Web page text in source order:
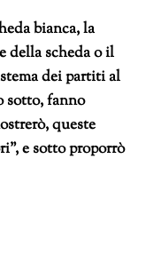
bianca, la
della scheda o il
dei partiti al
sotto, fanno
queste
e sotto proporrò